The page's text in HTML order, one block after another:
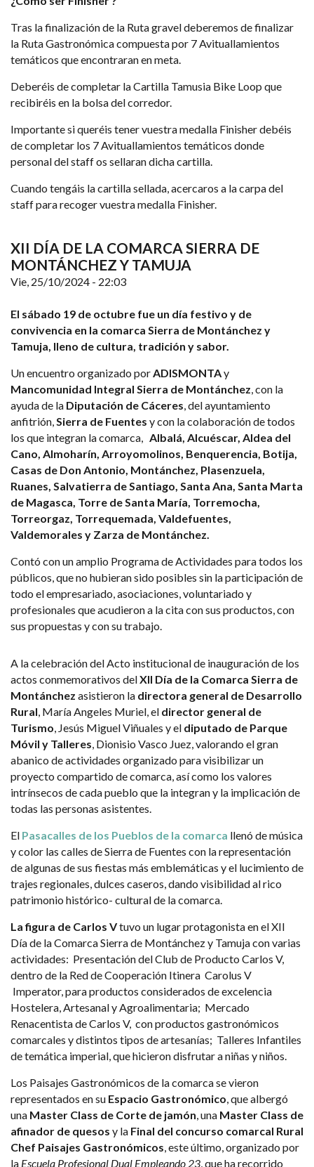
Tras la finalización de la Ruta gravel deberemos de finalizar
la Ruta Gastronómica compuesta por 7 Avituallamientos
temáticos que encontraran en meta.
Deberéis de completar la Cartilla Tamusia Bike Loop que
recibiréis en la bolsa del corredor.
Importante si queréis tener vuestra medalla Finisher debéis
de completar los 7 Avituallamientos temáticos donde
personal del staff os sellaran dicha cartilla.
Cuando tengáis la cartilla sellada, acercaros a la carpa del
staff para recoger vuestra medalla Finisher.
XII DÍA DE LA COMARCA SIERRA DE
MONTÁNCHEZ Y TAMUJA
Vie, 25/10/2024 - 22:03
El sábado 19 de octubre fue un día festivo y de
convivencia en la comarca Sierra de Montánchez y
Tamuja, lleno de cultura, tradición y sabor.
Un encuentro organizado porADISMONTAy
Mancomunidad Integral Sierra de Montánchez, con la
ayuda de la Diputación de Cáceres, del ayuntamiento
anfitrión,Sierra de Fuentes y con la colaboración de todos
los que integran la comarca, Albalá, Alcuéscar, Aldea del
Cano, Almoharín, Arroyomolinos, Benquerencia, Botija,
Casas de Don Antonio, Montánchez, Plasenzuela,
Ruanes, Salvatierra de Santiago, Santa Ana, Santa Marta
de Magasca, Torre de Santa María, Torremocha,
Torreorgaz, Torrequemada, Valdefuentes,
Valdemorales y Zarza de Montánchez.
Contó con un amplio Programa de Actividades para todos los
públicos, que no hubieran sido posibles sin la participación de
todo el empresariado, asociaciones, voluntariado y
profesionales que acudieron a la cita con sus productos, con
sus propuestas y con su trabajo.
A la celebración del Acto institucional de inauguración de los
actos conmemorativos delXII Día de la Comarca Sierra de
Montánchez asistieron la directora general de Desarrollo
Rural, María Angeles Muriel, el director general de
Turismo, Jesús Miguel Viñuales y el diputado de Parque
Móvil y Talleres, Dionisio Vasco Juez, valorando el gran
abanico de actividades organizado para visibilizar un
proyecto compartido de comarca, así como los valores
intrínsecos de cada pueblo que la integran y la implicación de
todas las personas asistentes.
El Pasacalles de los Pueblos de la comarca llenó de música
y color las calles de Sierra de Fuentes con la representación
de algunas de sus fiestas más emblemáticas y el lucimiento de
trajes regionales, dulces caseros, dando visibilidad al rico
patrimonio histórico- cultural de la comarca.
La figura de Carlos Vtuvo un lugar protagonista en el XII
Día de la Comarca Sierra de Montánchez y Tamuja con varias
actividades: Presentación del Club de Producto Carlos V,
dentro de la Red de Cooperación Itinera Carolus V
Imperator, para productos considerados de excelencia
Hostelera, Artesanal y Agroalimentaria; Mercado
Renacentista de Carlos V, con productos gastronómicos
comarcales y distintos tipos de artesanías; Talleres Infantiles
de temática imperial, que hicieron disfrutar a niñas y niños.
Los Paisajes Gastronómicos de la comarca se vieron
representados en su Espacio Gastronómico, que albergó
una Master Class de Corte de jamón, una Master Class de
afinador de quesos y la Final del concurso comarcal Rural
Chef Paisajes Gastronómicos, este último, organizado por
la Escuela Profesional Dual Empleando 23, que ha recorrido